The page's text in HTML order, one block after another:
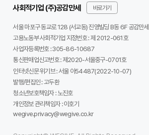
사회적기업 (주)공감만세 바로가기
서울 마포구 동교로 128 (서교동) 진영빌딩 B동 6F 공감만세
고용노동부 사회적기업 지정번호 : 제 2012-061호
사업자등록번호 :305-86-10687
통신판매업신고번호 :제2020-서울중구-0701호
인터넷신문 위기브 :서울 아54487(2022-10-07)
발행/편집인 :고두환
청소년보호책임자 :노진호
개인정보 관리책임자 :이호기
wegive.privacy@wegive.co.kr